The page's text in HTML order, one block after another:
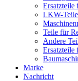
Ersatzteile
LKW-Teile
Teile für
Andere
Ersatzteile
Marke
Nachricht